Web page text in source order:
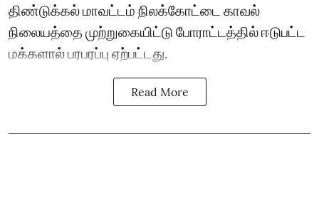
திண்டுக்கல் மாவட்டம் நிலக்கோட்டை காவல்
நிலையத்தை முற்றுகையிட்டு போராட்டத்தில் ஈடுபட்ட
மக்களால் பரபரப்பு ஏற்பட்டது.
Read More